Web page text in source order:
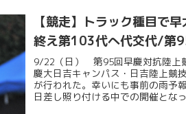
【競走】トラック種目で
終え第103代へ代交代/第
9/22（日） 第95回早慶対抗陸上
慶大日吉キャンパス・日吉陸上競
が行われた。幸いにも事前の雨予
日差し照り付ける中での開催とな